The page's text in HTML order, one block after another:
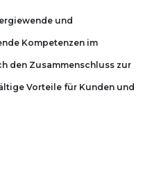
und
Kompetenzen im
den Zusammenschluss zur
Vorteile für Kunden und